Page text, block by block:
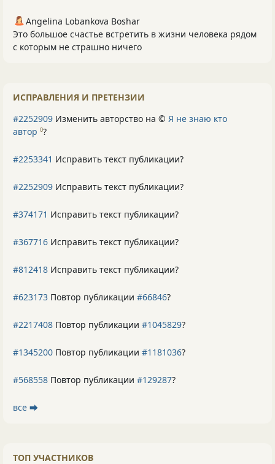
Angelina Lobankova Boshar
Это большое счастье встретить в жизни человека рядом
с которым не страшно ничего
ИСПРАВЛЕНИЯ И ПРЕТЕНЗИИ
#2252909 Изменить авторство на © Я не знаю кто
автор 0?
#2253341 Исправить текст публикации?
#2252909 Исправить текст публикации?
#374171 Исправить текст публикации?
#367716 Исправить текст публикации?
#812418 Исправить текст публикации?
#623173 Повтор публикации #66846?
#2217408 Повтор публикации #1045829?
#1345200 Повтор публикации #1181036?
#568558 Повтор публикации #129287?
все ⮕
ТОП УЧАСТНИКОВ